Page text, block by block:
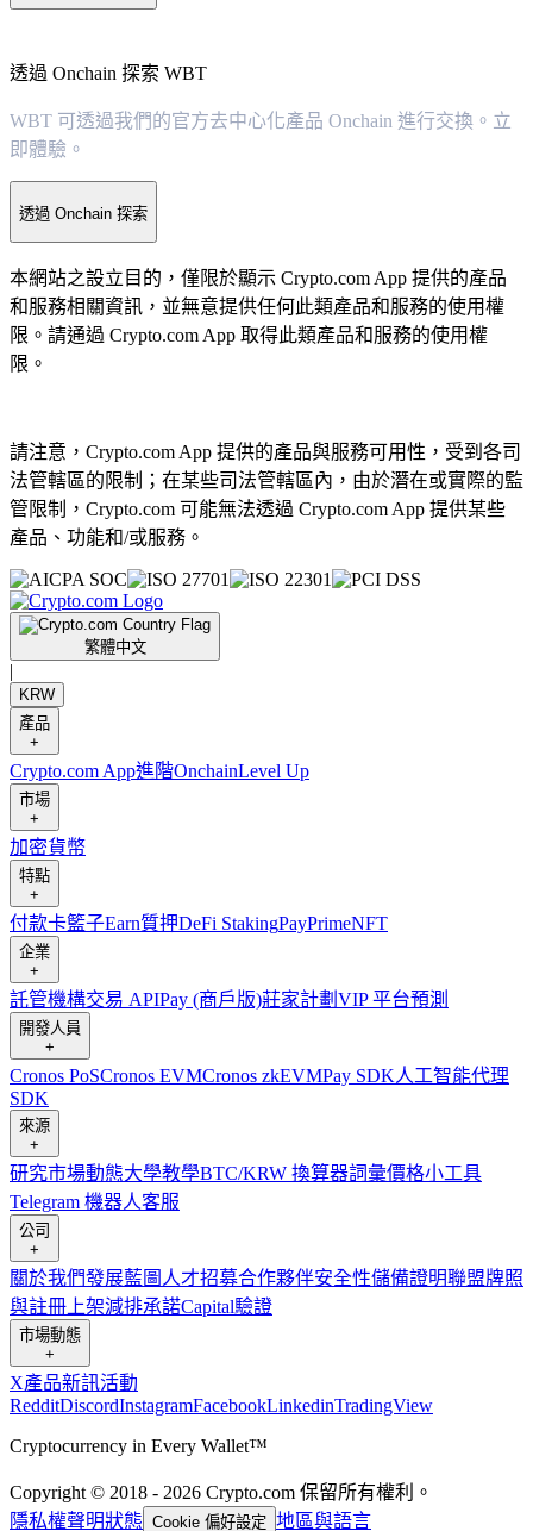
透過 Onchain 探索 WBT
WBT 可透過我們的官方去中心化產品 Onchain 進行交換。立
即體驗。
透過 Onchain 探索
本網站之設立目的，僅限於顯示 Crypto.com App 提供的產品
和服務相關資訊，並無意提供任何此類產品和服務的使用權
限。請通過 Crypto.com App 取得此類產品和服務的使用權
限。
請注意，Crypto.com App 提供的產品與服務可用性，受到各司
法管轄區的限制；在某些司法管轄區內，由於潛在或實際的監
管限制，Crypto.com 可能無法透過 Crypto.com App 提供某些
產品、功能和/或服務。
繁體中文
|
KRW
產品
+
Crypto.com App進階OnchainLevel Up
市場
+
加密貨幣
特點
+
付款卡籃子Earn質押DeFi StakingPayPrimeNFT
企業
+
託管機構交易 APIPay (商戶版)莊家計劃 VIP 平台預測
開發人員
+
Cronos PoSCronos EVMCronos zkEVMPay SDK人工智能代理
SDK
來源
+
研究市場動態大學教學BTC/KRW 換算器詞彙價格小工具
Telegram 機器人客服
公司
+
關於我們發展藍圖 人才招募合作夥伴安全性儲備證明聯盟牌照
與註冊 上架減排承諾Capital驗證
市場動態
+
X產品新訊活動
RedditDiscordInstagramFacebookLinkedinTradingView
Cryptocurrency in Every Wallet™
Copyright © 2018 - 2026 Crypto.com 保留所有權利。
隱私權聲明狀態 Cookie 偏好設定 地區與語言